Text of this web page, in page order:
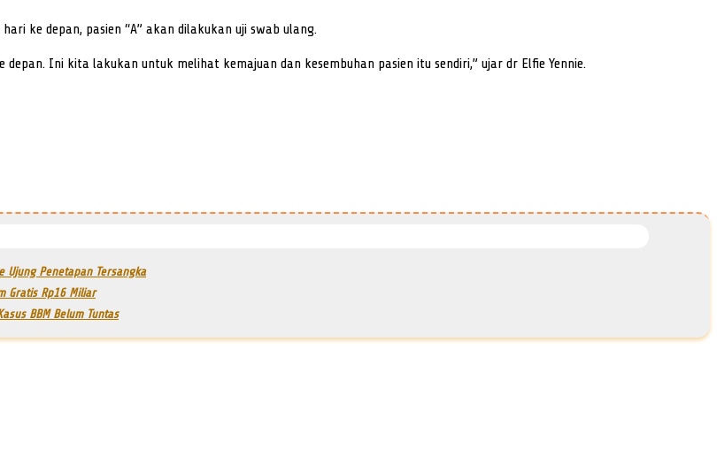
ke depan, pasien “A” akan dilakukan uji swab ulang.
Ini kita lakukan untuk melihat kemajuan dan kesembuhan pasien itu sendiri,” ujar dr Elfie Yennie.
Ujung Penetapan Tersangka
Gratis Rp16 Miliar
BBM Belum Tuntas